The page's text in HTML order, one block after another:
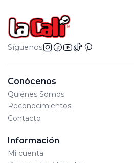
Síguenos
Conócenos
Quiénes Somos
Reconocimientos
Contacto
Información
Mi cuenta